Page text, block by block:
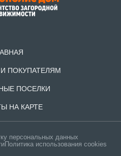
ПОКУПАТЕЛЯМ
ПОСЕЛКИ
НА КАРТЕ
персональных данных
Политика использования cookies